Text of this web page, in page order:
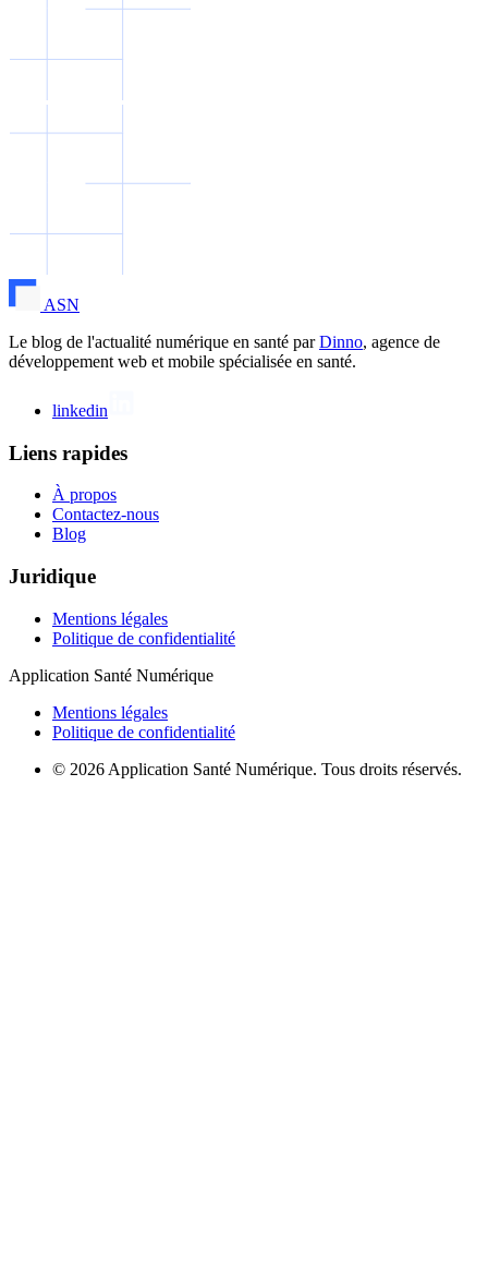
ASN
Le blog de l'actualité numérique en santé parDinno, agence de
développement web et mobile spécialisée en santé.
linkedin
Liens rapides
À propos
Contactez-nous
Blog
Juridique
Mentions légales
Politique de confidentialité
Application Santé Numérique
Mentions légales
Politique de confidentialité
© 2026 Application Santé Numérique. Tous droits réservés.